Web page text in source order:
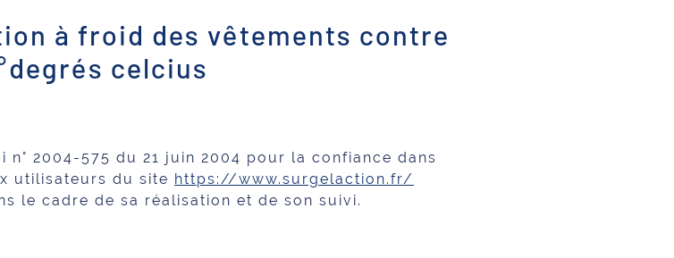
à froid des vêtements contre
celcius
2004-575 du 21 juin 2004 pour la confiance dans
utilisateurs du site https://www.surgelaction.fr/
le cadre de sa réalisation et de son suivi.